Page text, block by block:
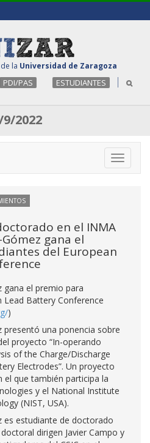
la Universidad de Zaragoza
PDI/PAS ESTUDIANTES
9/2022
Toggle
en el INMA
gana el
del European
gana el premio para
Lead Battery Conference
)
presentó una ponencia sobre
proyecto “In-operando
of the Charge/Discharge
Electrodes”. Un proyecto
el que también participa la
y el National Institute
(NIST, USA).
es estudiante de doctorado
dirigen Javier Campo y